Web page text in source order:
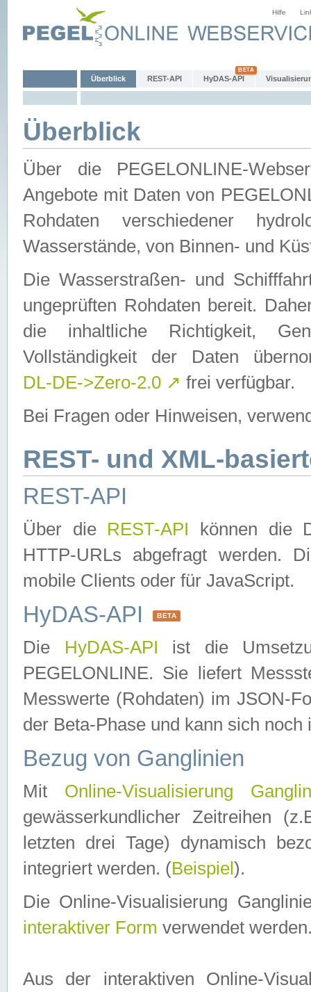
Hilfe
Überblick REST-API HyDAS-API
Überblick
Über die PEGELONLINE-
Angebote mit Daten von
Rohdaten verschiedener
Wasserstände, von Binnen- und
Die Wasserstraßen- und
ungeprüften Rohdaten bereit.
die inhaltliche Richtigkeit,
Vollständigkeit der Daten
DL-DE->Zero-2.0 ↗ frei verfügbar.
Bei Fragen oder Hinweisen,
REST- und XML-
REST-API
Über die REST-API können die
HTTP-URLs abgefragt werden.
mobile Clients oder für JavaScript.
HyDAS-API BETA
Die HyDAS-API ist die
PEGELONLINE. Sie liefert
Messwerte (Rohdaten) im JSON-
der Beta-Phase und kann sich noch
Bezug von Ganglinien
Mit Online-Visualisierung
gewässerkundlicher Zeitreihen
letzten drei Tage) dynamisch
integriert werden. (Beispiel ).
Die Online-Visualisierung
interaktiver Form verwendet
Aus der interaktiven Online-